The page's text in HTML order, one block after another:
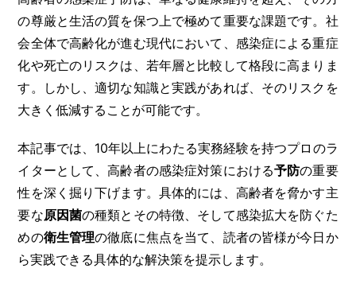
の尊厳と生活の質を保つ上で極めて重要な課題です。社
会全体で高齢化が進む現代において、感染症による重症
化や死亡のリスクは、若年層と比較して格段に高まりま
す。しかし、適切な知識と実践があれば、そのリスクを
大きく低減することが可能です。
本記事では、10年以上にわたる実務経験を持つプロのラ
イターとして、高齢者の感染症対策における予防の重要
性を深く掘り下げます。具体的には、高齢者を脅かす主
要な原因菌の種類とその特徴、そして感染拡大を防ぐた
めの衛生管理の徹底に焦点を当て、読者の皆様が今日か
ら実践できる具体的な解決策を提示します。